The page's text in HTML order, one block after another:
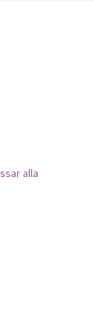
alla